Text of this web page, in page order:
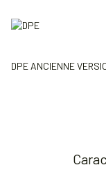
DPE ANCIENNE